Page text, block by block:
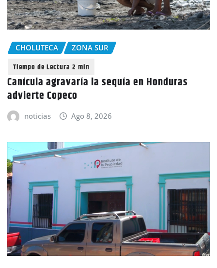
CHOLUTECA ZONA SUR
Canícula agravaría la sequía en Honduras
advierte Copeco
noticias Ago 8, 2026